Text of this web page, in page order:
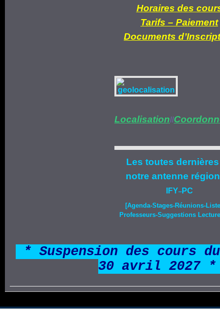
Horaires des
Tarifs – Paiement
Documents d’
Localisation//
Les toutes
notre antenne
IFY–PC
[Agenda-Stages-Réunions-
Professeurs-Suggestions
* Suspension des cours
30 avril 2027 *